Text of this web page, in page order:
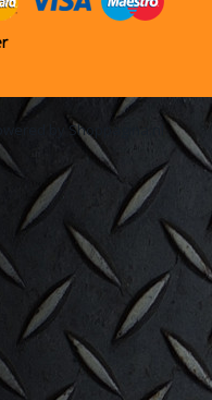
by Shoppagina.nl